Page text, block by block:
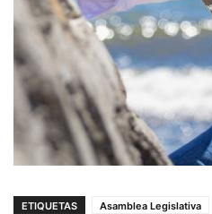
ETIQUETAS Asamblea Legislativa